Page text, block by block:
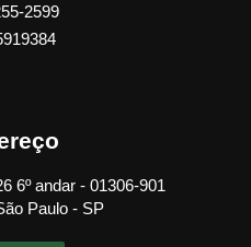
2599
6º andar - 01306-901
Paulo - SP